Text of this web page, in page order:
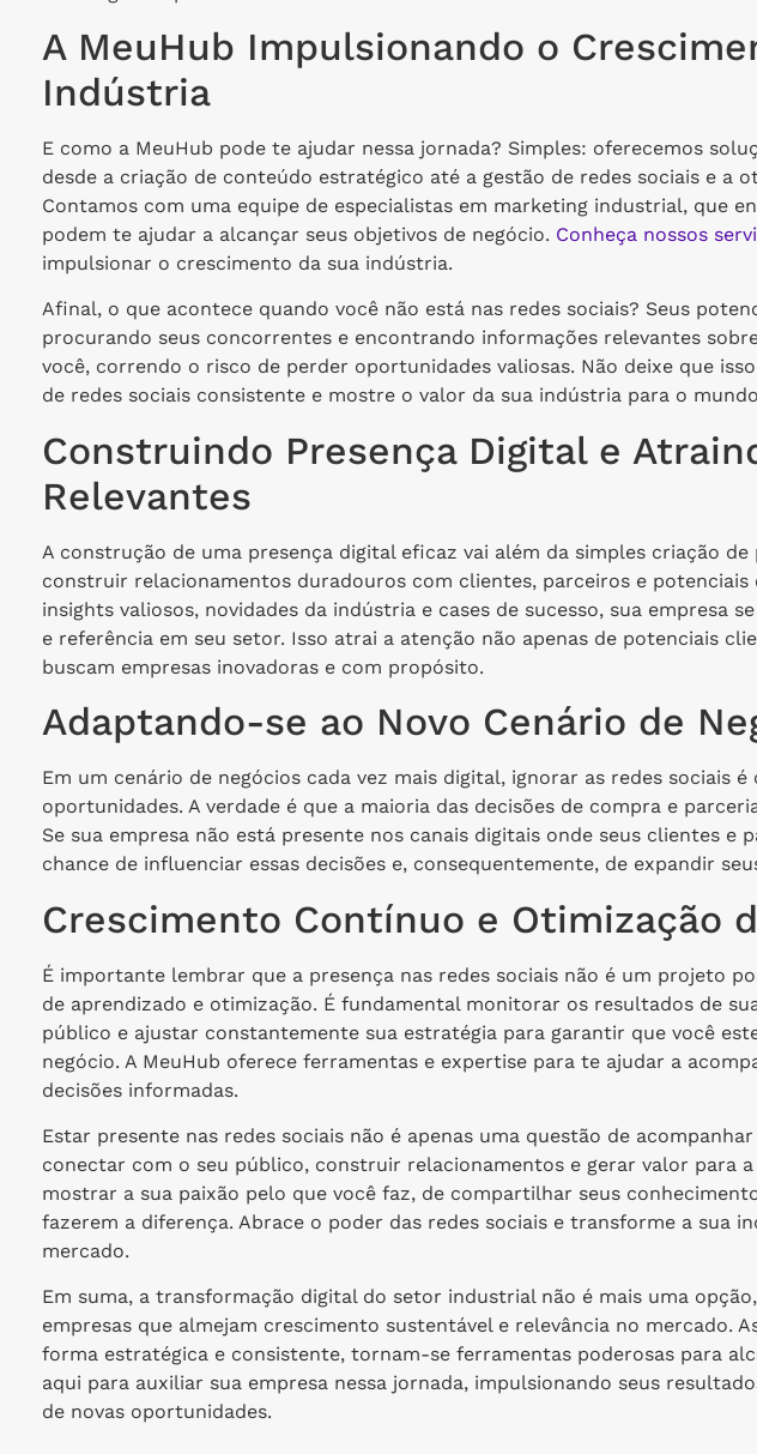
A MeuHub Impulsionando o
Indústria
E como a MeuHub pode te ajudar nessa jornada? Simples: oferecemos
desde a criação de conteúdo estratégico até a gestão de redes sociais e a
Contamos com uma equipe de especialistas em marketing industrial, que
podem te ajudar a alcançar seus objetivos de negócio. Conheça nossos
impulsionar o crescimento da sua indústria.
Afinal, o que acontece quando você não está nas redes sociais? Seus
procurando seus concorrentes e encontrando informações relevantes
você, correndo o risco de perder oportunidades valiosas. Não deixe que
de redes sociais consistente e mostre o valor da sua indústria para o
Construindo Presença Digital e
Relevantes
A construção de uma presença digital eficaz vai além da simples criação
construir relacionamentos duradouros com clientes, parceiros e
insights valiosos, novidades da indústria e cases de sucesso, sua empresa
e referência em seu setor. Isso atrai a atenção não apenas de potenciais
buscam empresas inovadoras e com propósito.
Adaptando-se ao Novo Cenário de
Em um cenário de negócios cada vez mais digital, ignorar as redes sociais
oportunidades. A verdade é que a maioria das decisões de compra e
Se sua empresa não está presente nos canais digitais onde seus clientes e
chance de influenciar essas decisões e, consequentemente, de expandir
Crescimento Contínuo e Otimização
É importante lembrar que a presença nas redes sociais não é um projeto
de aprendizado e otimização. É fundamental monitorar os resultados de
público e ajustar constantemente sua estratégia para garantir que você
negócio. A MeuHub oferece ferramentas e expertise para te ajudar a
decisões informadas.
Estar presente nas redes sociais não é apenas uma questão de
conectar com o seu público, construir relacionamentos e gerar valor para
mostrar a sua paixão pelo que você faz, de compartilhar seus
fazerem a diferença. Abrace o poder das redes sociais e transforme a sua
mercado.
Em suma, a transformação digital do setor industrial não é mais uma
empresas que almejam crescimento sustentável e relevância no mercado.
forma estratégica e consistente, tornam-se ferramentas poderosas para
aqui para auxiliar sua empresa nessa jornada, impulsionando seus
de novas oportunidades.